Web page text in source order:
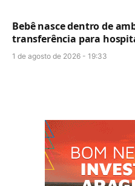
Bebê nasce dentro de
transferência para
1 de agosto de 2026 - 19:33